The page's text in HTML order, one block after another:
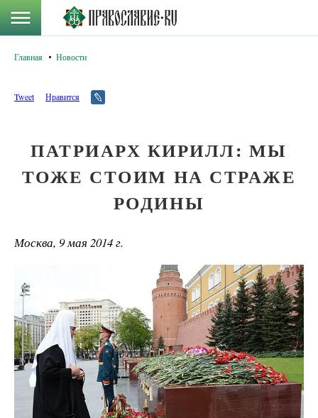
Главная Новости
Tweet Нравится
ПАТРИАРХ КИРИЛЛ: МЫ
ТОЖЕ СТОИМ НА СТРАЖЕ
РОДИНЫ
Москва, 9 мая 2014 г.